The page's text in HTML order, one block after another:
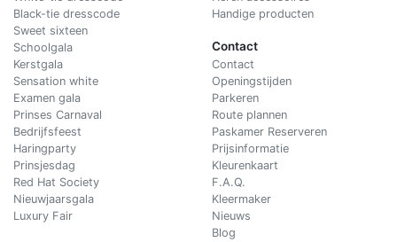
Black-tie dresscode
Sweet sixteen
Schoolgala
Kerstgala
Sensation white
Examen gala
Prinses Carnaval
Bedrijfsfeest
Haringparty
Prinsjesdag
Red Hat Society
Nieuwjaarsgala
Luxury Fair
Handige producten
Contact
Contact
Openingstijden
Parkeren
Route plannen
Paskamer Reserveren
Prijsinformatie
Kleurenkaart
F.A.Q.
Kleermaker
Nieuws
Blog